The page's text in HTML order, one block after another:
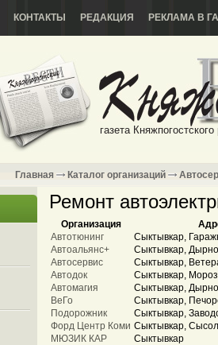
КОНТАКТЫ РЕДАКЦИЯ РЕКЛАМА В
газета
Главная Каталог организаций
Ремонт
Организация
Автотюнинг
Сыктывкар,
Автоальянс+
Сыктывкар,
Автосервис
Сыктывкар,
Автодок
Сыктывкар,
Автомагия
Сыктывкар,
ВеГо
Сыктывкар,
Подорожник
Сыктывкар,
Форд Центр Коми Сыктывкар,
МЮЗИК КАР
Сыктывкар